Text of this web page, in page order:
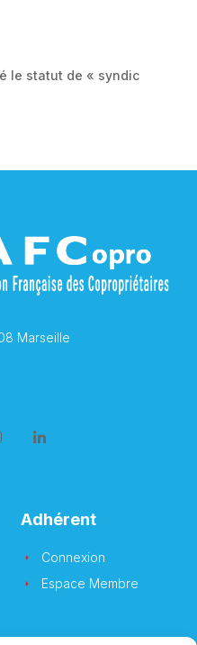
le statut de « syndic
Marseille
Adhérent
Connexion
Espace Membre